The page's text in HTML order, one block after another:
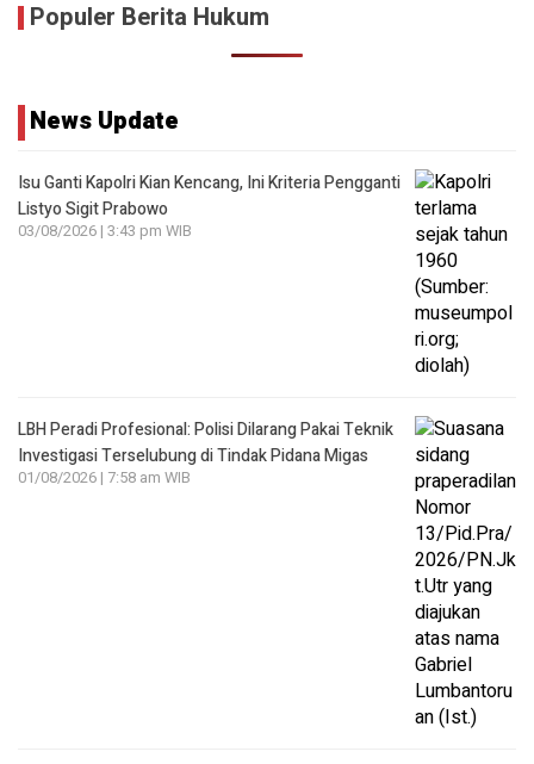
Populer Berita Hukum
News Update
Isu Ganti Kapolri Kian Kencang, Ini Kriteria Pengganti
Listyo Sigit Prabowo
03/08/2026 | 3:43 pm WIB
LBH Peradi Profesional: Polisi Dilarang Pakai Teknik
Investigasi Terselubung di Tindak Pidana Migas
01/08/2026 | 7:58 am WIB